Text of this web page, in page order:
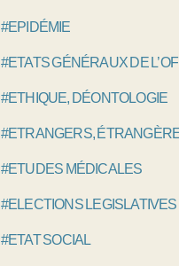
#EPIDÉMIE
#ETATS GÉNÉRAUX DE
#ETHIQUE, DÉONTOLOGIE
#ETRANGERS,
#ETUDES MÉDICALES
#ELECTIONS LEGISLATIVES
#ETAT SOCIAL